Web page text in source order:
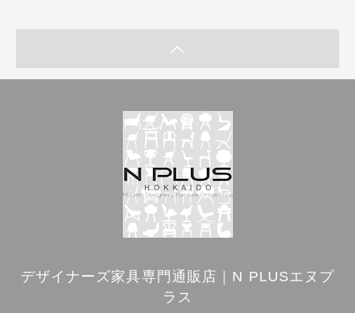
デザイナーズ家具専門通販店｜N PLUSエヌプ
ラス